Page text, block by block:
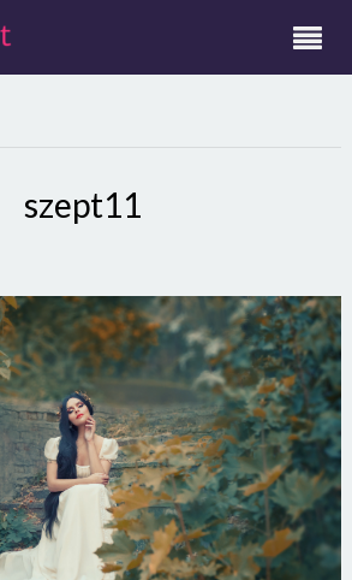
szept11